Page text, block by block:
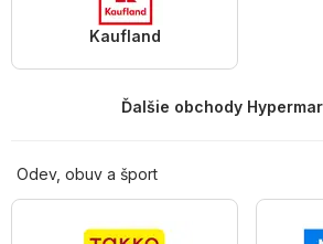
Kaufland
Ďalšie obchody
Odev, obuv a šport